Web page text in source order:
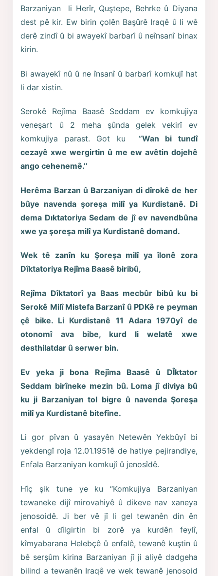
Barzaniyan li Herîr, Quştepe, Behrke û Diyana
dest pê kir. Ew birin çolên Başûrê Iraqê û li wê
derê zindî û bi awayekî barbarî û neînsanî binax
kirin.
Bi awayekî nû û ne însanî û barbarî komkujî hat
li dar xistin.
Serokê Rejîma Baasê Seddam ev komkujiya
veneşart û 2 meha şûnda gelek vekirî ev
komkujiya parast. Got ku ‘’Wan bi tundî
cezayê xwe wergirtin û me ew avêtin dojehê
ango cehenemê.’’
Herêma Barzan û Barzaniyan di dîrokê de her
bûye navenda şoreşa milî ya Kurdistanê. Di
dema Dıktatoriya Sedam de jî ev navendbûna
xwe ya şoreşa milî ya Kurdistanê domand.
Wek tê zanîn ku Şoreşa milî ya îlonê zora
Dîktatoriya Rejîma Baasê biribû,
Rejîma Dîktatorî ya Baas mecbûr bibû ku bi
Serokê Milî Mistefa Barzanî û PDKê re peyman
çê bike. Li Kurdistanê 11 Adara 1970yî de
otonomî ava bibe, kurd li welatê xwe
desthilatdar û serwer bin.
Ev yeka ji bona Rejîma Baasê û DÎktator
Seddam birîneke mezin bû. Loma jî diviya bû
ku ji Barzaniyan tol bigre û navenda Şoreşa
milî ya Kurdistanê bitefîne.
Li gor pîvan û yasayên Netewên Yekbûyî bi
yekdengî roja 12.01.1951ê de hatiye pejirandiye,
Enfala Barzaniyan komkujî û jenosîdê.
Hîç şik tune ye ku “Komkujiya Barzaniyan
tewaneke dijî mirovahiyê û dikeve nav xaneya
jenosoidê. Ji ber vê jî li gel tewanên din ên
enfal û dîlgirtin bi zorê ya kurdên feylî,
kîmyabarana Helebçê û enfalê, tewanê kuştin û
bê serşûm kirina Barzaniyan jî ji aliyê dadgeha
bilind a tewanên Iraqê ve wek tewanê jenosoid